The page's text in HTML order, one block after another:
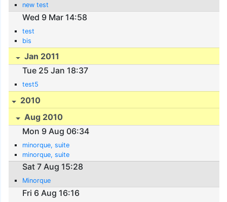
new test
Wed 9 Mar 14:58
test
bis
Jan 2011
Tue 25 Jan 18:37
test5
2010
Aug 2010
Mon 9 Aug 06:34
minorque, suite
minorque, suite
Sat 7 Aug 15:28
Minorque
Fri 6 Aug 16:16